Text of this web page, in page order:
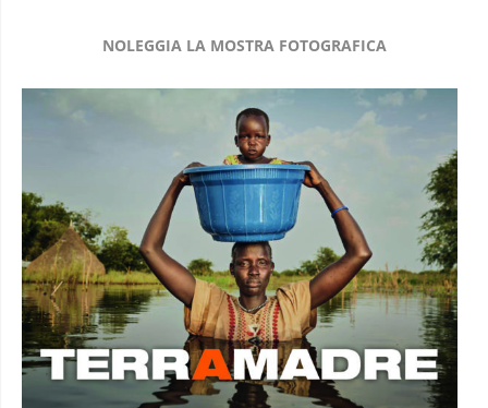
NOLEGGIA LA MOSTRA FOTOGRAFICA